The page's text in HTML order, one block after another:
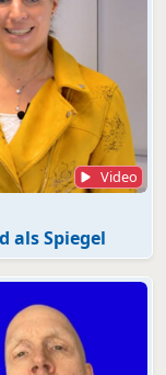
Video
als Spiegel